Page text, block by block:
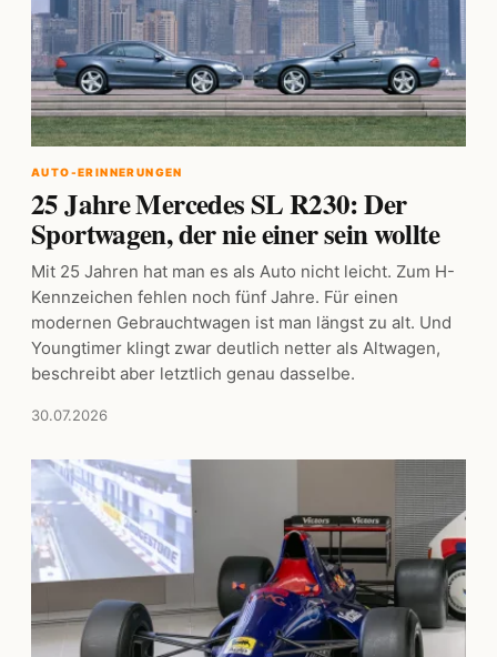
AUTO-ERINNERUNGEN
25 Jahre Mercedes SL R230: Der
Sportwagen, der nie einer sein wollte
Mit 25 Jahren hat man es als Auto nicht leicht. Zum H-
Kennzeichen fehlen noch fünf Jahre. Für einen
modernen Gebrauchtwagen ist man längst zu alt. Und
Youngtimer klingt zwar deutlich netter als Altwagen,
beschreibt aber letztlich genau dasselbe.
30.07.2026